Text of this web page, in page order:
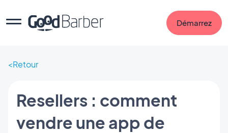
Démarrez
Retour
Resellers : comment
vendre une app de